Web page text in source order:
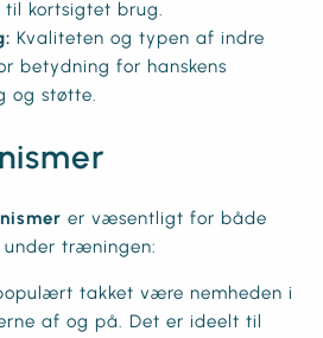
til kortsigtet brug.
Kvaliteten og typen af indre
betydning for hanskens
og støtte.
er væsentligt for både
under træningen:
takket være nemheden i
af og på. Det er ideelt til